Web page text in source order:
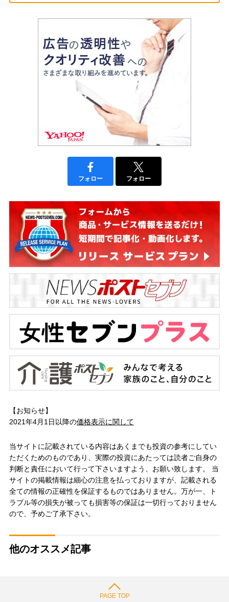
フォロー フォロー
【お知らせ】
2021年4月1日以降の価格表示に関して
当サイトに記載されている内容はあくまでも投資の参考にしてい
ただくためのものであり、実際の投資にあたっては読者ご自身の
判断と責任において行って下さいますよう、お願い致します。 当
サイトの掲載情報は細心の注意を払っておりますが、記載される
全ての情報の正確性を保証するものではありません。万が一、ト
ラブル等の損失が被っても損害等の保証は一切行っておりません
ので、予めご了承下さい。
他のオススメ記事
PAGE TOP